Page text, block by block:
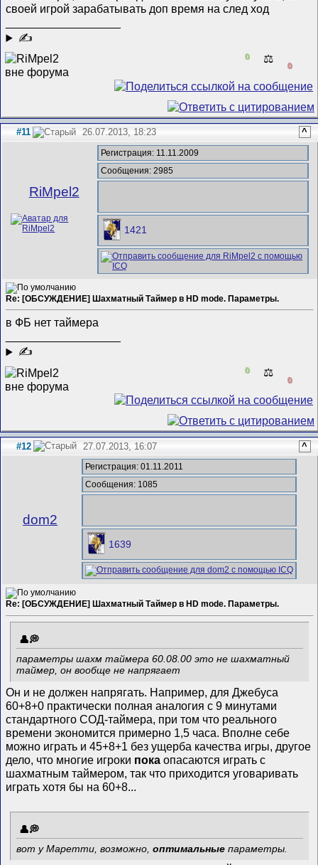
своей игрой зарабатывать доп время на след ход
✍
0 ⚖️
0
#11 26.07.2013, 18:23 ^
RiMpel2
Регистрация: 11.11.2009
Сообщения: 2985
1421
Re: [ОБСУЖДЕНИЕ] Шахматный Таймер в HD mode. Параметры.
в ФБ нет таймера
✍
0 ⚖️
0
#12 27.07.2013, 16:07 ^
dom2
Регистрация: 01.11.2011
Сообщения: 1085
1639
Re: [ОБСУЖДЕНИЕ] Шахматный Таймер в HD mode. Параметры.
параметры шахм таймера 60.08.00 это не шахматный
таймер, он вообще не напрягает
Он и не должен напрягать. Например, для Джебуса
60+8+0 практически полная аналогия с 9 минутами
стандартного СОД-таймера, при том что реального
времени экономится примерно 1,5 часа. Вполне себе
можно играть и 45+8+1 без ущерба качества игры, другое
дело, что многие игроки пока опасаются играть с
шахматным таймером, так что приходится уговаривать
играть хотя бы на 60+8...
вот у Маретти, возможно,оптимальные параметры.